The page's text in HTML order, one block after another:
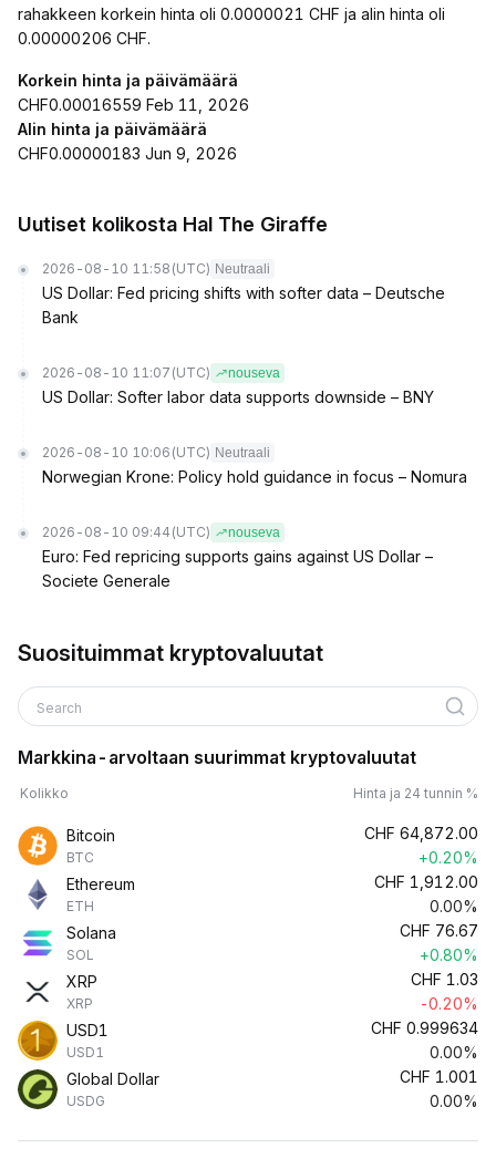
rahakkeen korkein hinta oli 0.0000021 CHF ja alin hinta oli
0.00000206 CHF.
Korkein hinta ja päivämäärä
CHF0.00016559 Feb 11, 2026
Alin hinta ja päivämäärä
CHF0.00000183 Jun 9, 2026
Uutiset kolikosta Hal The Giraffe
2026-08-10 11:58 (UTC) Neutraali
US Dollar: Fed pricing shifts with softer data – Deutsche
Bank
2026-08-10 11:07 (UTC) nouseva
US Dollar: Softer labor data supports downside – BNY
2026-08-10 10:06 (UTC) Neutraali
Norwegian Krone: Policy hold guidance in focus – Nomura
2026-08-10 09:44 (UTC) nouseva
Euro: Fed repricing supports gains against US Dollar –
Societe Generale
Suosituimmat kryptovaluutat
Search
Markkina-arvoltaan suurimmat kryptovaluutat
Kolikko Hinta ja 24 tunnin %
Bitcoin
BTC
CHF 64,872.00
+0.20%
Ethereum
ETH
CHF 1,912.00
0.00%
Solana
SOL
CHF 76.67
+0.80%
XRP
XRP
CHF 1.03
-0.20%
USD1
USD1
CHF 0.999634
0.00%
Global Dollar
USDG
CHF 1.001
0.00%